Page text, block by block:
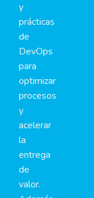
y
prácticas
de
DevOps
para
optimizar
procesos
y
acelerar
la
entrega
de
valor.